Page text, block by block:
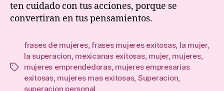
ten cuidado con tus acciones, porque se
convertiran en tus pensamientos.
Tags
frases de mujeres,frases mujeres exitosas, la mujer,
la superacion, mexicanas exitosas, mujer, mujeres,
mujeres emprendedoras, mujeres empresarias
exitosas, mujeres mas exitosas, Superacion,
superacion personal